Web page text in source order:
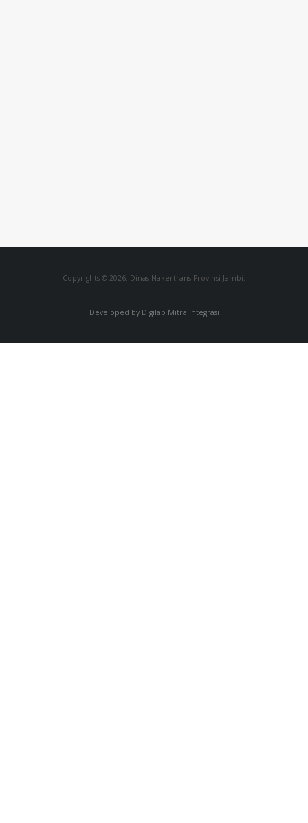
Copyrights © 2026. Dinas Nakertrans Provinsi Jambi.
Developed by Digilab Mitra Integrasi